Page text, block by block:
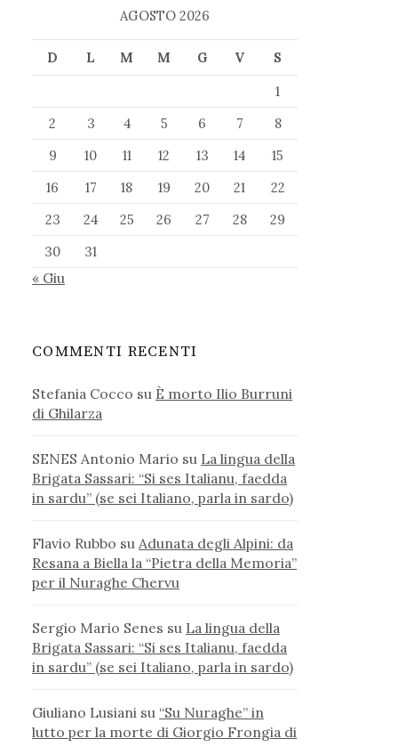
AGOSTO 2026
D L M M G V
S
1
2
3 4 5 6 7
8
9
10 11 12 13 14
15
16
17 18 19 20 21
22
23
24 25 26 27 28
29
30
31
« Giu
COMMENTI RECENTI
Stefania Cocco su È morto Ilio Burruni
di Ghilarza
SENES Antonio Mario su La lingua della
Brigata Sassari: “Si ses Italianu, faedda
in sardu” (se sei Italiano, parla in sardo)
Flavio Rubbo su Adunata degli Alpini: da
Resana a Biella la “Pietra della Memoria”
per il Nuraghe Chervu
Sergio Mario Senes su La lingua della
Brigata Sassari: “Si ses Italianu, faedda
in sardu” (se sei Italiano, parla in sardo)
Giuliano Lusiani su “Su Nuraghe” in
lutto per la morte di Giorgio Frongia di